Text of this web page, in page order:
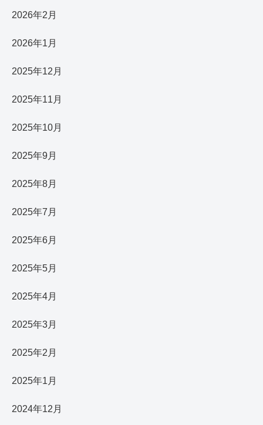
2026年2月
2026年1月
2025年12月
2025年11月
2025年10月
2025年9月
2025年8月
2025年7月
2025年6月
2025年5月
2025年4月
2025年3月
2025年2月
2025年1月
2024年12月